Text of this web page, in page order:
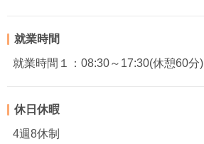
就業時間
就業時間１：08:30～17:30(休憩60分)
休日休暇
4週8休制